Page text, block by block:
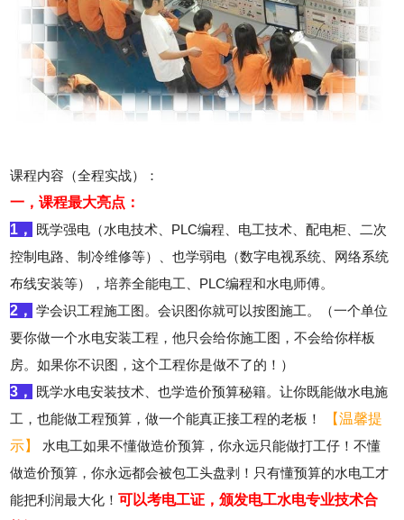
课程内容（全程实战）：
一，课程最大亮点：
1，
既学强电（水电技术、PLC编程、电工技术、配电柜、二次
控制电路、制冷维修等）、也学弱电（数字电视系统、网络系统
布线安装等），培养全能电工、PLC编程和水电师傅。
2， 学会识工程施工图。会识图你就可以按图施工。（一个单位
要你做一个水电安装工程，他只会给你施工图，不会给你样板
房。如果你不识图，这个工程你是做不了的！）
3，
既学水电安装技术、也学造价预算秘籍。让你既能做水电施
工，也能做工程预算，做一个能真正接工程的老板！
【温馨提
示】
水电工如果不懂做造价预算，你永远只能做打工仔！不懂
做造价预算，你永远都会被包工头盘剥！只有懂预算的水电工才
能把利润最大化！可以考电工证，颁发电工水电专业技术合